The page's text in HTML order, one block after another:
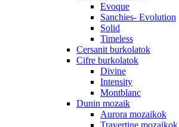
Evoque
Sanchies- Evolution
Solid
Timeless
Cersanit burkolatok
Cifre burkolatok
Divine
Intensity
Montblanc
Dunin mozaik
Aurora mozaikok
Travertine mozaikok